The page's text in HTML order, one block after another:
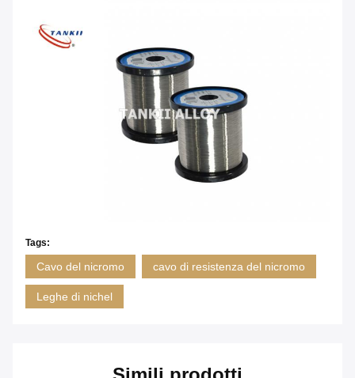
Tags:
Cavo del nicromo cavo di resistenza del nicromo
Leghe di nichel